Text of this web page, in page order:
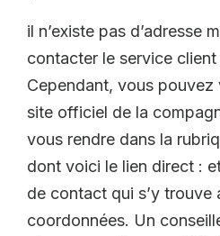
il n’existe pas d’adresse
contacter le service client
Cependant, vous pouvez
site officiel de la
vous rendre dans la
dont voici le lien direct :
de contact qui s’y trouve
coordonnées. Un